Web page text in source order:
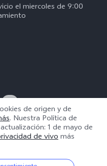
el miercoles de 9:00
de origen y de
. Nuestra Política de
1 de mayo de
de vivomás